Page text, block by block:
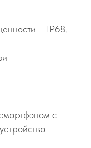
– IP68.
с